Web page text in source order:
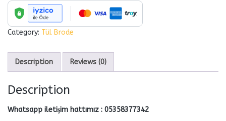
Category: Tül Brode
Description Reviews (0)
Description
Whatsapp iletişim hattımız : 05358377342